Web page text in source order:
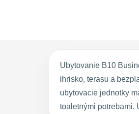
Ubytovanie B10
ihrisko, terasu a
ubytovacie jednotky
toaletnými potrebami.